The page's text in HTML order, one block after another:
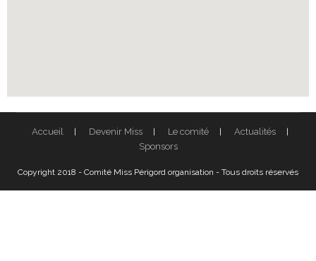
Accueil Devenir Miss Le comité
Actualités
Sponsors
Copyright 2018 - Comité Miss Périgord organisation - Tous droits réservés